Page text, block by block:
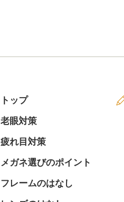
トップ
老眼対策
疲れ目対策
メガネ選びのポイント
フレームのはなし